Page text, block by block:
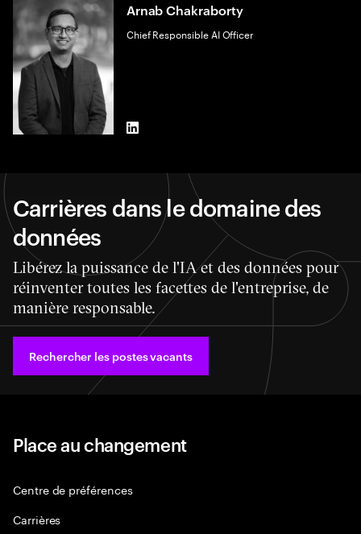
Arnab Chakraborty
Chief Responsible AI Officer
LinkedIn
Carrières dans le domaine des
données
Libérez la puissance de l'IA et des données pour
réinventer toutes les facettes de l'entreprise, de
manière responsable.
Rechercher les postes vacants
Place au changement
Centre de préférences
Carrières